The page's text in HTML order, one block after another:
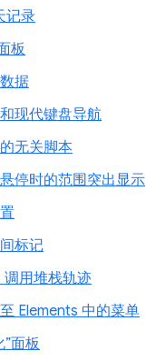
记录
板
据
现代键盘导航
无关脚本
停时的范围突出显示
标记
调用堆栈轨迹
Elements 中的菜单
面板